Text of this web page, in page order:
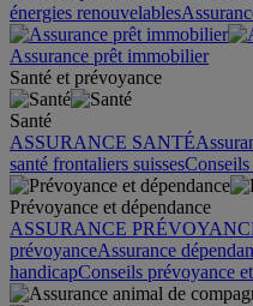
énergies renouvelables
Assurance prêt immobilier
Santé et prévoyance
Santé
ASSURANCE SANTÉ
santé frontaliers suissesConseils
Prévoyance et dépendance
ASSURANCE
prévoyanceAssurance
handicapConseils prévoyance